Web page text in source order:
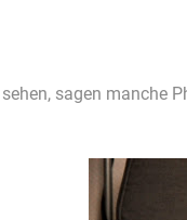
sagen manche